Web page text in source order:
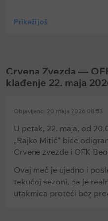
Prikaži još
Crvena Zvezda —
klađenje 22. maja
Objavljeno: 20 maja 2026 08:53
U petak, 22. maja, od
„Rajko Mitić“ biće
Crvene zvezde i OFK
Ovaj meč je ujedno i
tekućoj sezoni, pa je
utakmica proteći bez